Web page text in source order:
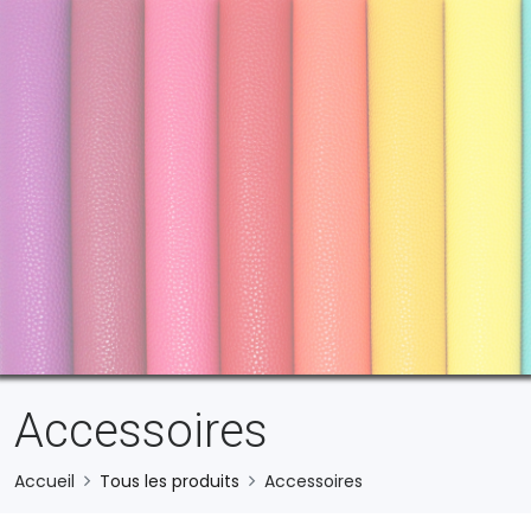
Accessoires
Accueil Tous les produits Accessoires